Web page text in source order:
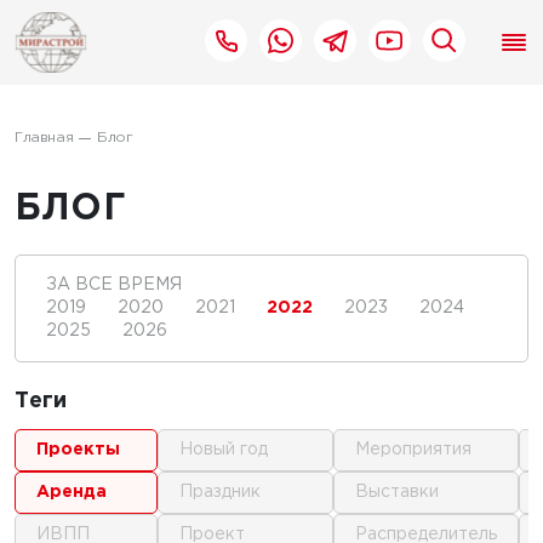
Главная Блог
БЛОГ
ЗА ВСЕ ВРЕМЯ
2019
2020 2021 2022 2023
2024
2025
2026
Теги
проекты
аренда
ИВПП
новый год
праздник
проект
мероприятия
выставки
распределитель